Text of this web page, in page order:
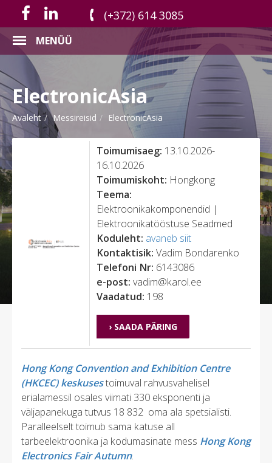
(+372) 614 3085
MENÜÜ
ElectronicAsia
Avaleht Messireisid ElectronicAsia
Toimumisaeg: 13.10.2026-
16.10.2026
Toimumiskoht: Hongkong
Teema:
Elektroonikakomponendid |
Elektroonikatööstuse Seadmed
Koduleht: avaneb siit
Kontaktisik:Vadim Bondarenko
Telefoni Nr: 6143086
e-post:vadim@karol.ee
Vaadatud: 198
› SAADA PÄRING
Hong Kong Convention and Exhibition Centre
(HKCEC) keskusestoimuval rahvusvahelisel
erialamessil osales viimati 330 eksponenti ja
väljapanekuga tutvus 18 832 oma ala spetsialisti.
Paralleelselt toimub sama katuse all
tarbeelektroonika ja kodumasinate mess Hong Kong
Electronics Fair Autumn.